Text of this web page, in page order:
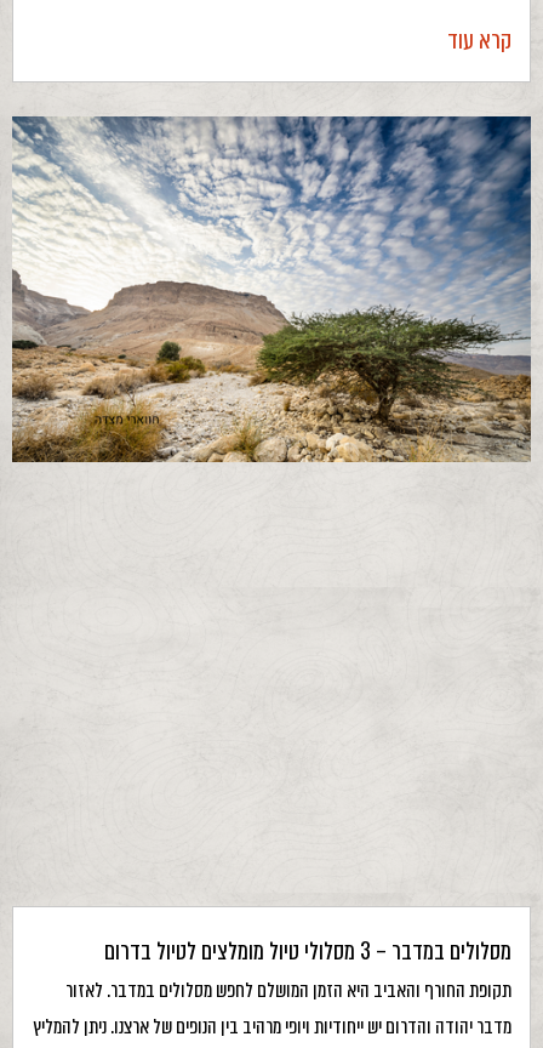
קרא עוד
מסלולים במדבר – 3 מסלולי טיול מומלצים לטיול בדרום
תקופת החורף והאביב היא הזמן המושלם לחפש מסלולים במדבר. לאזור
מדבר יהודה והדרום יש ייחודיות ויופי מרהיב בין הנופים של ארצנו. ניתן להמליץ